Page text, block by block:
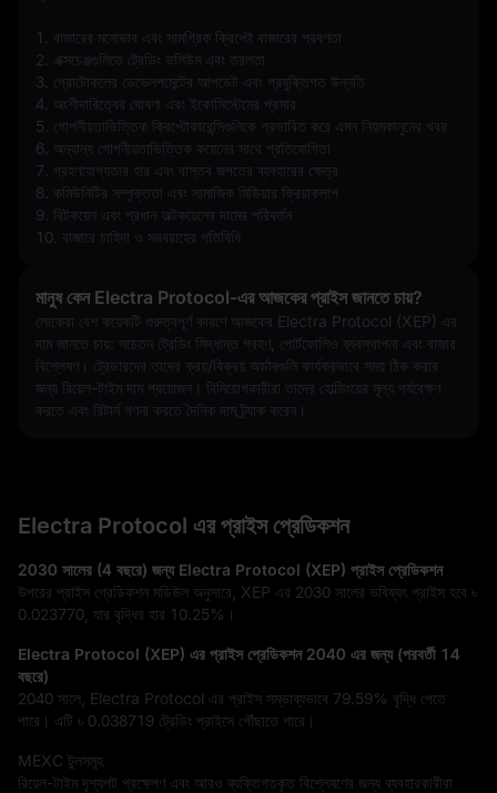
1. বাজারের মনোভাব এবং সামগ্রিক ক্রিপ্টো বাজারের প্রবণতা
2. এক্সচেঞ্জগুলিতে ট্রেডিং ভলিউম এবং তরলতা
3. প্রোটোকলের ডেভেলপমেন্টের আপডেট এবং প্রযুক্তিগত উন্নতি
4. অংশীদারিত্বের ঘোষণা এবং ইকোসিস্টেমের প্রসার
5. গোপনীয়তাভিত্তিক ক্রিপ্টোকারেন্সিগুলিকে প্রভাবিত করে এমন নিয়মকানুনের খবর
6. অন্যান্য গোপনীয়তাভিত্তিক কয়েনের সাথে প্রতিযোগিতা
7. গ্রহণযোগ্যতার হার এবং বাস্তব জগতের ব্যবহারের ক্ষেত্র
8. কমিউনিটির সম্পৃক্ততা এবং সামাজিক মিডিয়ার ক্রিয়াকলাপ
9. বিটকয়েন এবং প্রধান অল্টকয়েনের দামের পরিবর্তন
10. বাজারে চাহিদা ও সরবরাহের গতিবিধি
মানুষ কেন Electra Protocol-এর আজকের প্রাইস জানতে চায়?
লোকেরা বেশ কয়েকটি গুরুত্বপূর্ণ কারণে আজকের Electra Protocol (XEP) এর
দাম জানতে চায়: সচেতন ট্রেডিং সিদ্ধান্ত গ্রহণ, পোর্টফোলিও ব্যবস্থাপনা এবং বাজার
বিশ্লেষণ। ট্রেডারদের তাদের ক্রয়/বিক্রয় অর্ডারগুলি কার্যকরভাবে সময় ঠিক করার
জন্য রিয়েল-টাইম দাম প্রয়োজন। বিনিয়োগকারীরা তাদের হোল্ডিংয়ের মূল্য পর্যবেক্ষণ
করতে এবং রিটার্ন গণনা করতে দৈনিক দাম ট্র্যাক করেন।
Electra Protocol এর প্রাইস প্রেডিকশন
2030 সালের (4 বছরে) জন্য Electra Protocol (XEP) প্রাইস প্রেডিকশন
উপরের প্রাইস প্রেডিকশন মডিউল অনুসারে, XEP এর 2030 সালের ভবিষ্যৎ প্রাইস হবে ৳
0.023770 , যার বৃদ্ধির হার 10.25% ।
Electra Protocol (XEP) এর প্রাইস প্রেডিকশন 2040 এর জন্য (পরবর্তী 14
বছরে)
2040 সালে, Electra Protocol এর প্রাইস সম্ভাব্যভাবে 79.59% বৃদ্ধি পেতে
পারে। এটি ৳ 0.038719 ট্রেডিং প্রাইসে পৌঁছাতে পারে।
MEXC টুলসমূহ
রিয়েল-টাইম দৃশ্যপট প্রক্ষেপণ এবং আরও ব্যক্তিগতকৃত বিশ্লেষণের জন্য ব্যবহারকারীরা